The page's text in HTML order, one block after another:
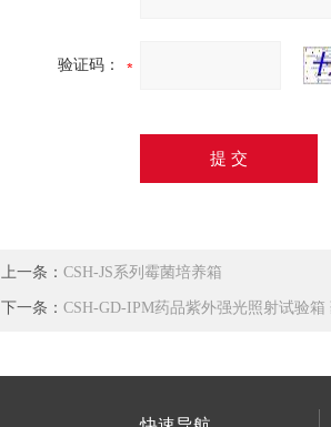
验证码：
上一条： CSH-JS系列霉菌培养箱
下一条： CSH-GD-IPM药品紫外强光照射试验